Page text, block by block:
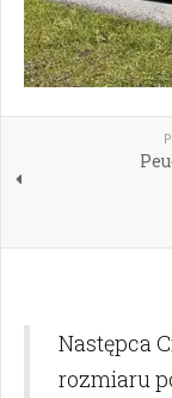
Następca
rozmiaru